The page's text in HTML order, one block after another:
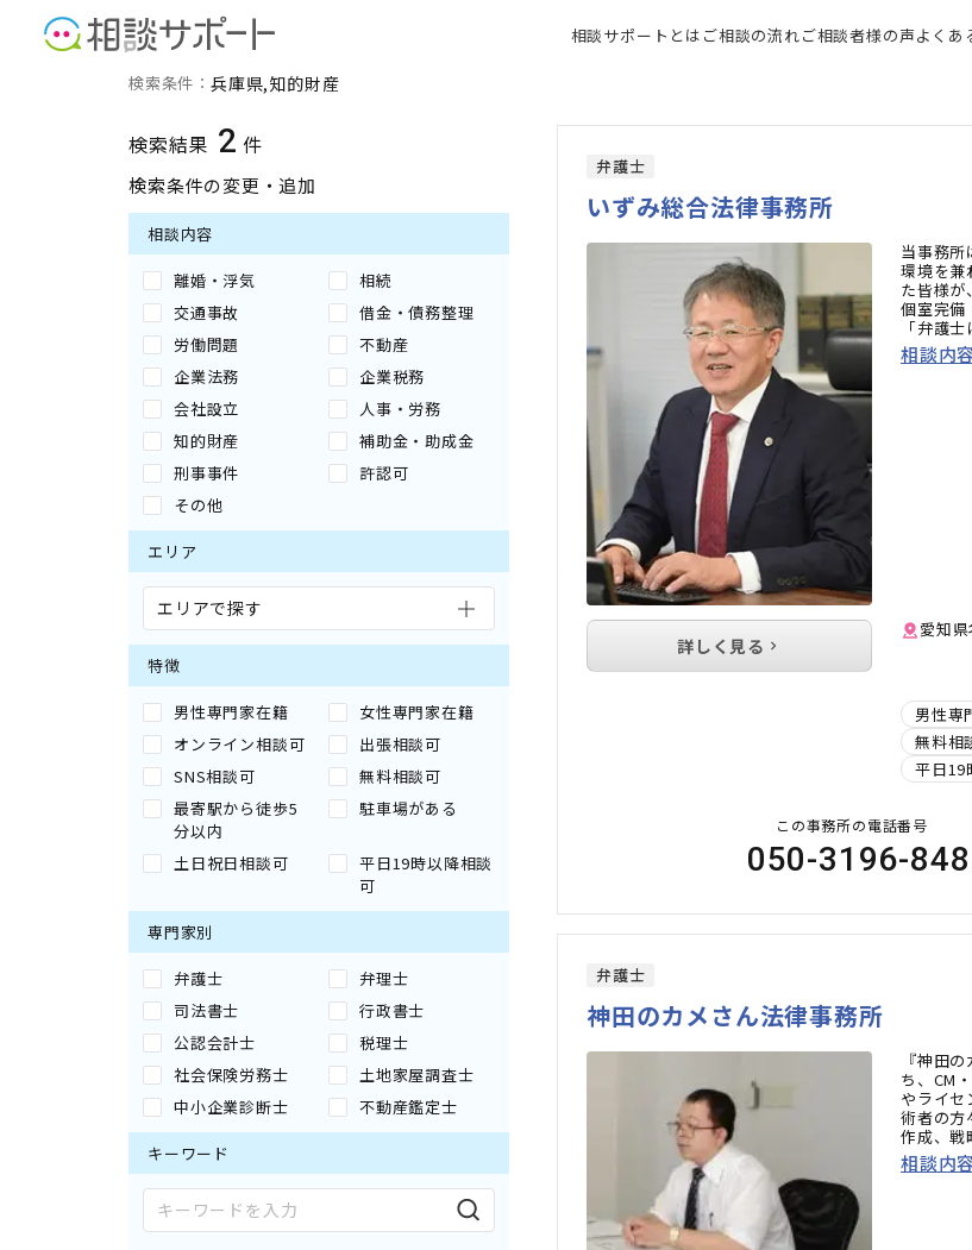
相談サポートとは ご相談の流れご相談者様の声よくあ
兵庫県の知的財産に強い専門家の検索結果
検索条件： 兵庫県 知的財産
検索結果 2 件
検索条件の変更・追加
相談内容
離婚・浮気
相続
交通事故
借金・債務整理
労働問題
不動産
企業法務
企業税務
会社設立
人事・労務
知的財産
補助金・助成金
刑事事件
許認可
その他
エリア
エリアで探す
特徴
男性専門家在籍
女性専門家在籍
オンライン相談可
出張相談可
SNS相談可
無料相談可
最寄駅から徒歩5
分以内
駐車場がある
土日祝日相談可
平日19時以降相談
可
専門家別
弁護士
弁理士
司法書士
行政書士
公認会計士
税理士
社会保険労務士
土地家屋調査士
中小企業診断士
不動産鑑定士
キーワード
弁護士
いずみ総合法律事務所
当事務
環境を兼
た皆様
個室完備
「弁護
ひお気軽
相談内
愛知
男性専
無料相
平日19
詳しく見る
この事務所の電話番号
050-3196-
弁護士
神田のカメさん法律事務所
『神田
ち、CM
やライ
術者の方
作成、戦
相談内